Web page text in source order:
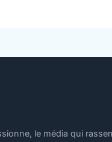
le média qui